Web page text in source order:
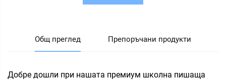
Общ преглед Препоръчани продукти
Добре дошли при нашата премиум школна пишаща